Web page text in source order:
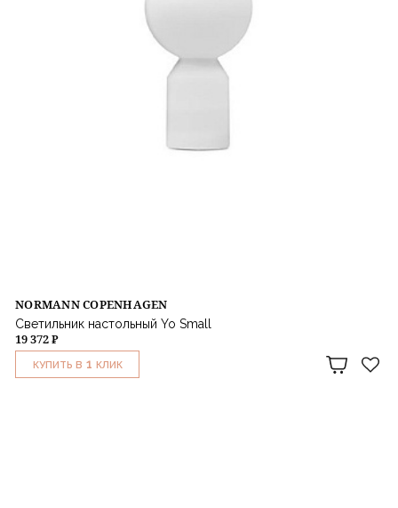
NORMANN COPENHAGEN
Светильник настольный Yo Small
19 372 ₽
КУПИТЬ В 1 КЛИК